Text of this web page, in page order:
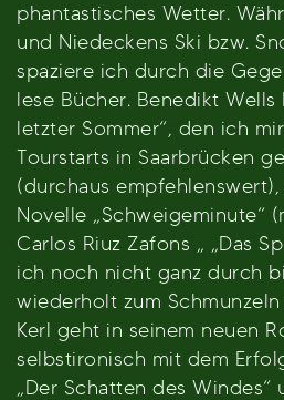
phantastisches Wetter.
und Niedeckens Ski bzw.
spaziere ich durch die
lese Bücher. Benedikt Wells
letzter Sommer“, den ich
Tourstarts in Saarbrücken
(durchaus empfehlenswert),
Novelle „Schweigeminute“
Carlos Riuz Zafons „ „Das
ich noch nicht ganz durch
wiederholt zum
Kerl geht in seinem neuen
selbstironisch mit dem
„Der Schatten des